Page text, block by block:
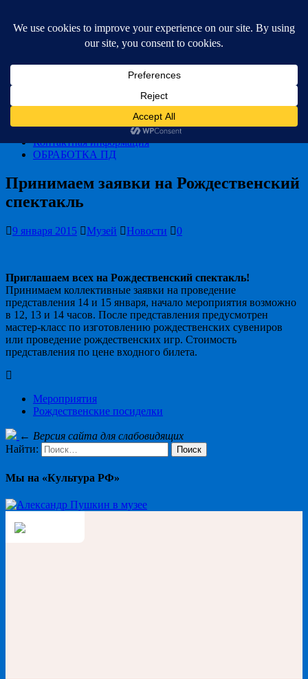
Чернушинский краеведческий музей
Стоимость билетов
О Музее
Контактная информация
ОБРАБОТКА ПД
Принимаем заявки на Рождественский
спектакль
9 января 2015 Музей Новости 0
Приглашаем всех на Рождественский спектакль!
Принимаем коллективные заявки на проведение
представления 14 и 15 января, начало мероприятия возможно
в 12, 13 и 14 часов. После представления предусмотрен
мастер-класс по изготовлению рождественских сувениров
или проведение рождественских игр. Стоимость
представления по цене входного билета.
Мероприятия
Рождественские посиделки
← Версия сайта для слабовидящих
Найти:
Мы на «Культура РФ»